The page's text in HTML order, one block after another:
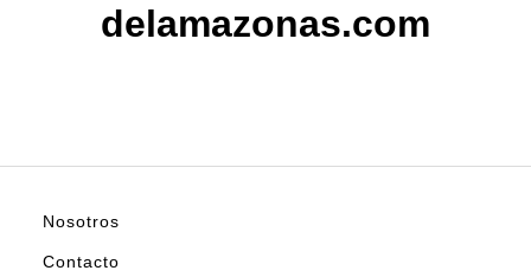
delamazonas.com
Nosotros
Contacto